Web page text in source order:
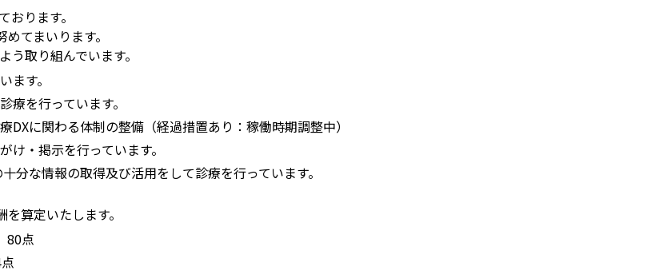
ります。
てまいります。
取り組んでいます。
ます。
を行っています。
に関わる体制の整備（経過措置あり：稼働時期調整中）
・掲示を行っています。
分な情報の取得及び活用をして診療を行っています。
算定いたします。
80点